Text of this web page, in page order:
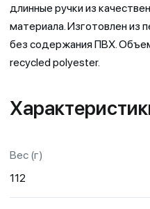
длинные ручки из
материала. Изготовлен из
без содержания ПВХ.
recycled polyester.
Вес (г)
112